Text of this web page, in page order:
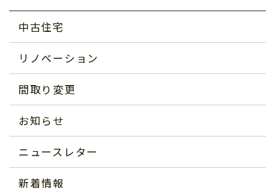
中古住宅
リノベーション
間取り変更
お知らせ
ニュースレター
新着情報